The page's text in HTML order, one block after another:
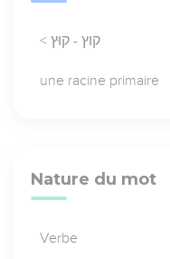
< קוץ - קוּץ
une racine primaire
Nature du mot
Verbe